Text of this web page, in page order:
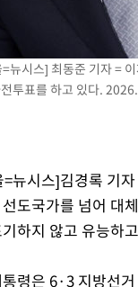
피, 119.51포인트
지 497.3억 달러…두 달
도 '폭염중대경보'…40
주 스포캔 시의 통제불능
뉴시스] 최동준 기자 =
투표를 하고 있다.
뉴시스]김경록 기
도국가를 넘어 대
하지 않고 유능하
령은 6·3 지방선